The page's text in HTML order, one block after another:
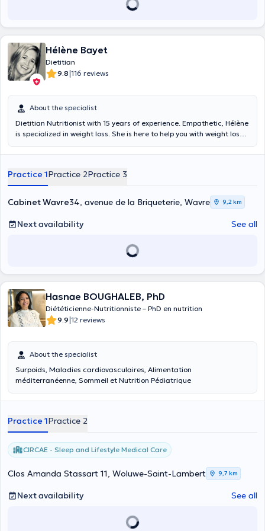
the accompaniment and adjust if necessary
Hélène Bayet
Dietitian
9.8|116 reviews
About the specialist
Dietitian Nutritionist with 15 years of experience. Empathetic, Hélène
is specialized in weight loss. She is here to help you with weight loss,
adolescents. She always tries to adapt to your needs so that you
Practice 1Practice 2Practice 3
Cabinet Wavre34, avenue de la Briqueterie, Wavre 9,2 km
Next availability See all
Hasnae BOUGHALEB, PhD
Diététicienne-Nutritionniste – PhD en nutrition
9.9|12 reviews
About the specialist
Surpoids, Maladies cardiovasculaires, Alimentation
méditerranéenne, Sommeil et Nutrition Pédiatrique
Practice 1Practice 2
CIRCAE - Sleep and Lifestyle Medical Care
Clos Amanda Stassart 11, Woluwe-Saint-Lambert 9,7 km
Next availability See all